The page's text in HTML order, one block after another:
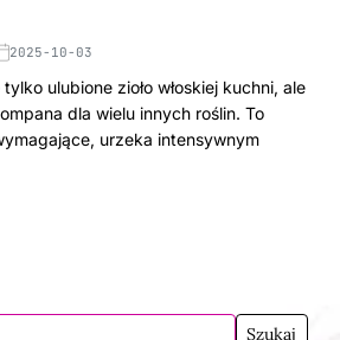
2025-10-03
ulubione zioło włoskiej kuchni, ale
dla wielu innych roślin. To
urzeka intensywnym